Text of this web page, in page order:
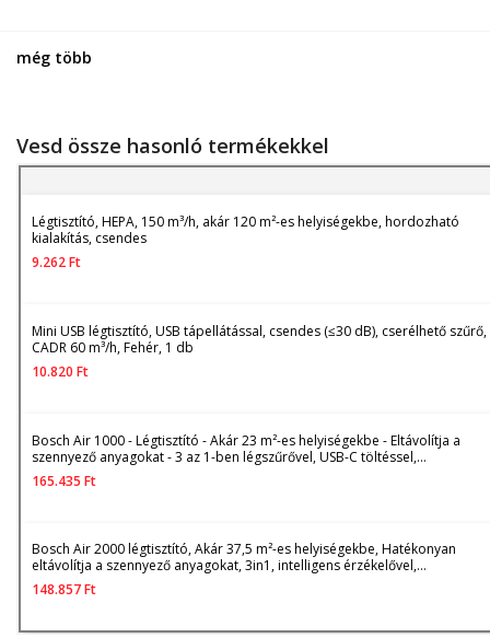
még több
Vesd össze hasonló termékekkel
Légtisztító, HEPA, 150 m³/h, akár 120 m²-es helyiségekbe, hordozható
kialakítás, csendes
9.262Ft
Mini USB légtisztító, USB tápellátással, csendes (≤30 dB), cserélhető szűrő,
CADR 60 m³/h, Fehér, 1 db
10.820 Ft
Bosch Air 1000 - Légtisztító - Akár 23 m²-es helyiségekbe - Eltávolítja a
szennyező anyagokat - 3 az 1-ben légszűrővel, USB-C töltéssel,
automatikus üzemmóddal, csendes üzemmóddal (< 25 Db(A)) -
Hatótávolság: 100 m³/h
165.435 Ft
Bosch Air 2000 légtisztító, Akár 37,5 m²-es helyiségekbe, Hatékonyan
eltávolítja a szennyező anyagokat, 3in1, intelligens érzékelővel,
automatikus üzemmóddal, csendes üzemmóddal (< 25 Db(A)), 180 m³/h
hatótávolság
148.857Ft